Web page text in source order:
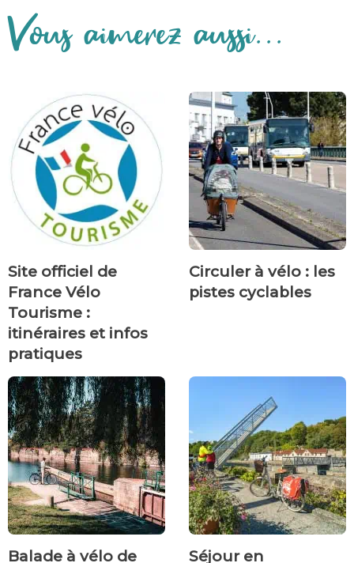
Vous aimerez aussi...
Site officiel de
France Vélo
Tourisme :
itinéraires et infos
pratiques
Circuler à vélo : les
pistes cyclables
Balade à vélo de Séjour en